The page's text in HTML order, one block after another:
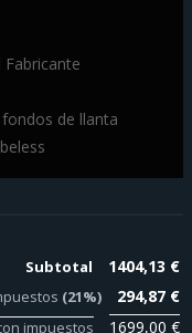
Fabricante
de llanta
Subtotal 1404,13 €
(21%) 294,87 €
impuestos 1699,00 €